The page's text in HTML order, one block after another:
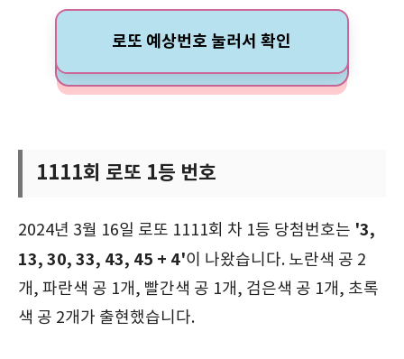
로또 예상번호 눌러서 확인
1111회 로또 1등 번호
2024년 3월 16일 로또 1111회 차 1등 당첨번호는 '3,
13, 30, 33, 43, 45 + 4'이 나왔습니다. 노란색 공 2
개, 파란색 공 1개, 빨간색 공 1개, 검은색 공 1개, 초록
색 공 2개가 출현했습니다.